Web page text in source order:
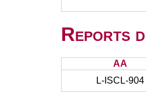
Reports
AA
L-ISCL-904